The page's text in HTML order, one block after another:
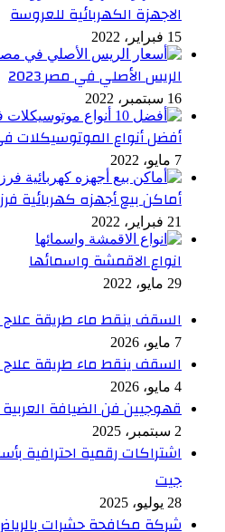
الاجهزة الكهربائية للعروسة
15 فبراير، 2022
الريس الأصلي في مصر 2023
16 سبتمبر، 2022
أفضل أنواع الموتوسيكلات
7 مايو، 2022
أماكن بيع أجهزه كهربائية
21 فبراير، 2022
انواع الاقمشة واسمائها
29 مايو، 2022
السقف ينقط ماء طريقة
7 مايو، 2026
السقف ينقط ماء طريقة
4 مايو، 2026
قهوجيين فن الضيافة
2 سبتمبر، 2025
اشتراكات رقمية احترافية
جيت
28 يوليو، 2025
شركة مكافحة حشرات